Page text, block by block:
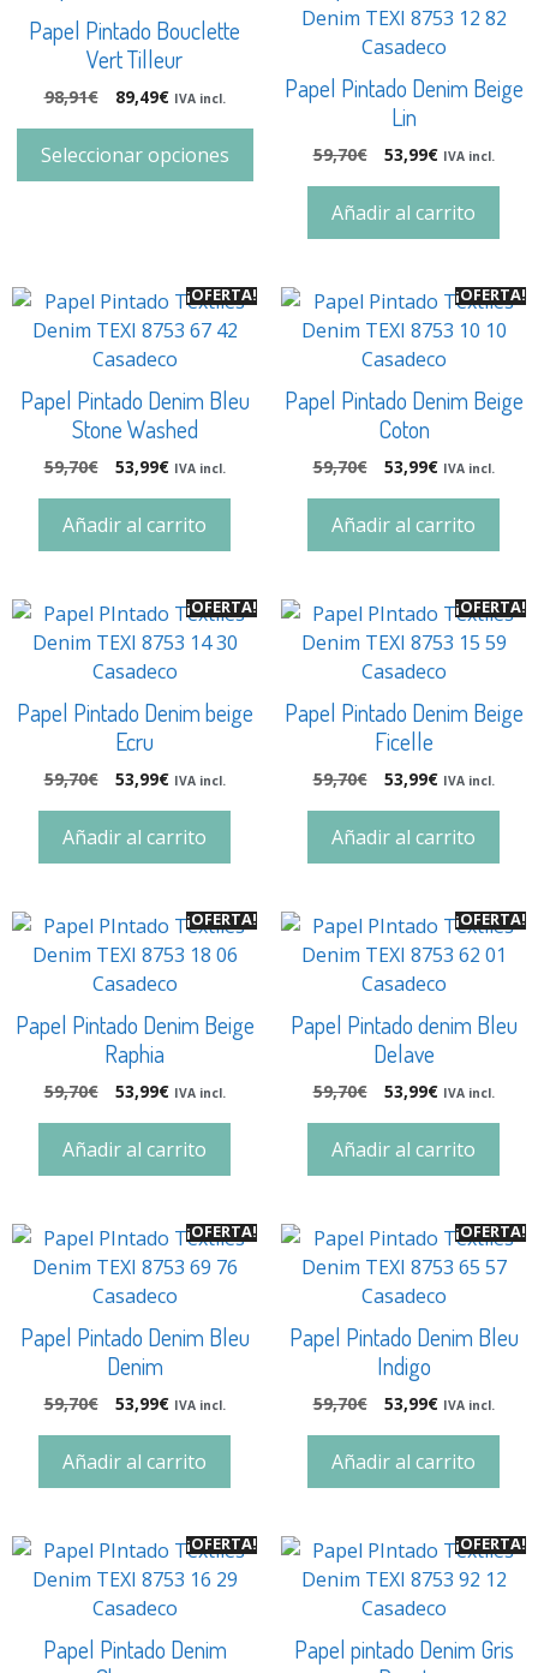
Papel Pintado Bouclette
Vert Tilleur
98,91€ 89,49€ IVA incl.
Seleccionar opciones
Papel Pintado Denim Beige
Lin
59,70€ 53,99€ IVA incl.
Añadir al carrito
¡OFERTA!
Papel Pintado Denim Bleu
Stone Washed
59,70€ 53,99€ IVA incl.
Añadir al carrito
¡OFERTA!
Papel Pintado Denim Beige
Coton
59,70€ 53,99€ IVA incl.
Añadir al carrito
¡OFERTA!
Papel Pintado Denim beige
Ecru
59,70€ 53,99€ IVA incl.
Añadir al carrito
¡OFERTA!
Papel Pintado Denim Beige
Ficelle
59,70€ 53,99€ IVA incl.
Añadir al carrito
¡OFERTA!
Papel Pintado Denim Beige
Raphia
59,70€ 53,99€ IVA incl.
Añadir al carrito
¡OFERTA!
Papel Pintado denim Bleu
Delave
59,70€ 53,99€ IVA incl.
Añadir al carrito
¡OFERTA!
Papel Pintado Denim Bleu
Denim
59,70€ 53,99€ IVA incl.
Añadir al carrito
¡OFERTA!
Papel Pintado Denim Bleu
Indigo
59,70€ 53,99€ IVA incl.
Añadir al carrito
¡OFERTA!
Papel Pintado Denim
¡OFERTA!
Papel pintado Denim Gris